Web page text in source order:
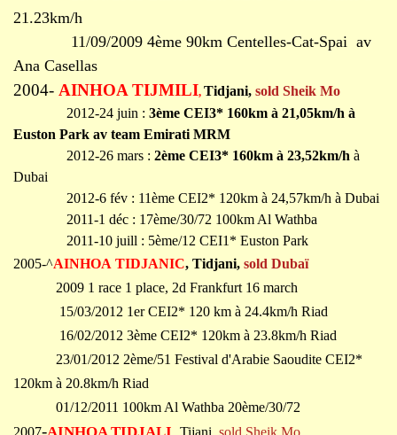
21.23km/h
11/09/2009 4ème 90km Centelles-Cat-Spai av
Ana Casellas
2004- AINHOA TIJMILI, Tidjani, sold Sheik Mo
2012-24 juin : 3ème CEI3* 160km à 21,05km/h à
Euston Park av team Emirati MRM
2012-26 mars : 2ème CEI3* 160km à 23,52km/h à
Dubai
2012-6 fév : 11ème CEI2* 120km à 24,57km/h à Dubai
2011-1 déc : 17ème/30/72 100km Al Wathba
2011-10 juill : 5ème/12 CEI1* Euston Park
2005-^AINHOA TIDJANIC, Tidjani, sold Dubaï
2009 1 race 1 place, 2d Frankfurt 16 march
15/03/2012 1er CEI2* 120 km à 24.4km/h Riad
16/02/2012 3ème CEI2* 120km à 23.8km/h Riad
23/01/2012 2ème/51 Festival d'Arabie Saoudite CEI2*
120km à 20.8km/h Riad
01/12/2011 100km Al Wathba 20ème/30/72